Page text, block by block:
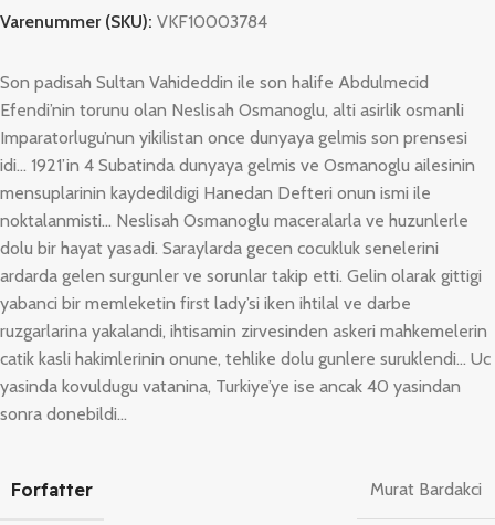
Varenummer (SKU): VKF10003784
Son padisah Sultan Vahideddin ile son halife Abdulmecid
Efendi’nin torunu olan Neslisah Osmanoglu, alti asirlik osmanli
Imparatorlugu’nun yikilistan once dunyaya gelmis son prensesi
idi… 1921’in 4 Subatinda dunyaya gelmis ve Osmanoglu ailesinin
mensuplarinin kaydedildigi Hanedan Defteri onun ismi ile
noktalanmisti… Neslisah Osmanoglu maceralarla ve huzunlerle
dolu bir hayat yasadi. Saraylarda gecen cocukluk senelerini
ardarda gelen surgunler ve sorunlar takip etti. Gelin olarak gittigi
yabanci bir memleketin first lady’si iken ihtilal ve darbe
ruzgarlarina yakalandi, ihtisamin zirvesinden askeri mahkemelerin
catik kasli hakimlerinin onune, tehlike dolu gunlere suruklendi… Uc
yasinda kovuldugu vatanina, Turkiye’ye ise ancak 40 yasindan
sonra donebildi…
Forfatter Murat Bardakci